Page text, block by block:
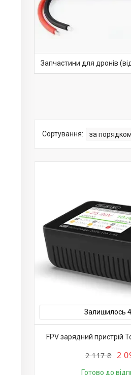
Запчастини для дронів
Залишилось
FPV зарядний пристрiй
2 117 ₴ 2
Готово до